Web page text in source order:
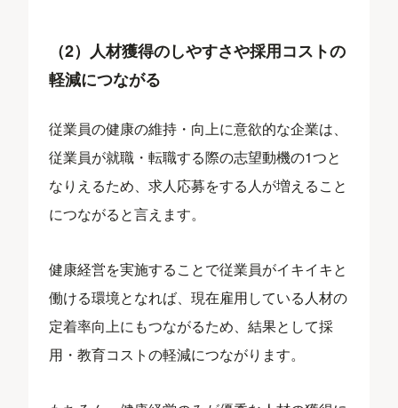
（2）人材獲得のしやすさや採用コストの
軽減につながる
従業員の健康の維持・向上に意欲的な企業は、
従業員が就職・転職する際の志望動機の1つと
なりえるため、求人応募をする人が増えること
につながると言えます。
健康経営を実施することで従業員がイキイキと
働ける環境となれば、現在雇用している人材の
定着率向上にもつながるため、結果として採
用・教育コストの軽減につながります。